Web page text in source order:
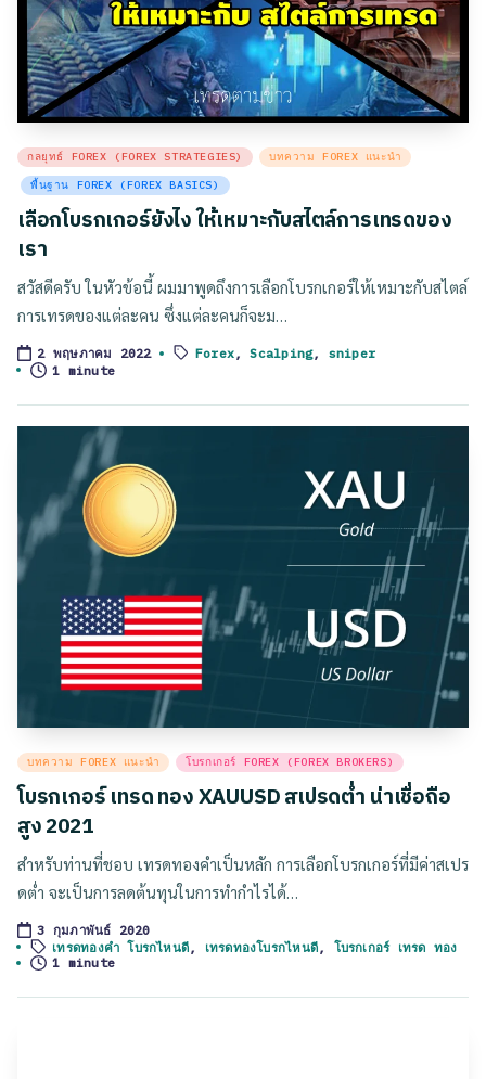
Posted
in
กลยุทธ์ FOREX (FOREX STRATEGIES)
บทความ FOREX แนะนำ
พื้นฐาน FOREX (FOREX BASICS)
เลือกโบรกเกอร์ยังไง ให้เหมาะกับสไตล์การเทรดของ
เรา
สวัสดีครับ ในหัวข้อนี้ ผมมาพูดถึงการเลือกโบรกเกอร์ให้เหมาะกับสไตล์
การเทรดของแต่ละคน ซึ่งแต่ละคนก็จะม…
2 พฤษภาคม 2022
Tags: Forex,Scalping, sniper
1 minute
Posted
in
บทความ FOREX แนะนำ โบรกเกอร์ FOREX (FOREX BROKERS)
โบรกเกอร์ เทรด ทอง XAUUSD สเปรดต่ำ น่าเชื่อถือ
สูง 2021
สำหรับท่านที่ชอบ เทรดทองคำเป็นหลัก การเลือกโบรกเกอร์ที่มีค่าสเปร
ดต่ำ จะเป็นการลดต้นทุนในการทำกำไรได้…
3 กุมภาพันธ์ 2020
Tags:เทรดทองคำ โบรกไหนดี , เทรดทองโบรกไหนดี , โบรกเกอร์ เทรด ทอง
1 minute